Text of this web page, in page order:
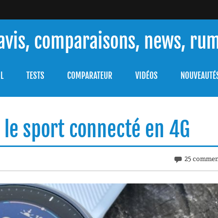
comparaisons, news,
TESTS COMPARATEUR VIDÉOS
sport connecté en 4G
25